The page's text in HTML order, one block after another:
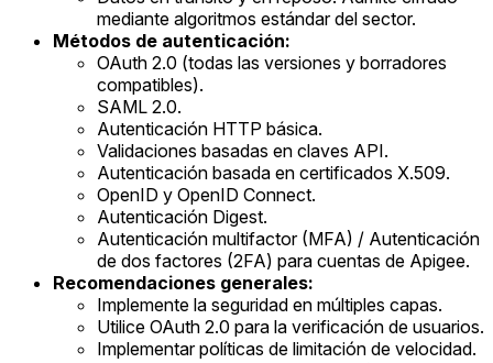
mediante algoritmos estándar del sector.
Métodos de autenticación:
OAuth 2.0 (todas las versiones y borradores
compatibles).
SAML 2.0.
Autenticación HTTP básica.
Validaciones basadas en claves API.
Autenticación basada en certificados X.509.
OpenID y OpenID Connect.
Autenticación Digest.
Autenticación multifactor (MFA) / Autenticación
de dos factores (2FA) para cuentas de Apigee.
Recomendaciones generales:
Implemente la seguridad en múltiples capas.
Utilice OAuth 2.0 para la verificación de usuarios.
Implementar políticas de limitación de velocidad.